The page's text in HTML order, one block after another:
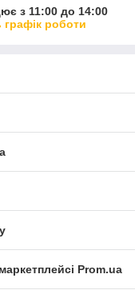
з 11:00 до 14:00
графік роботи
Prom.ua